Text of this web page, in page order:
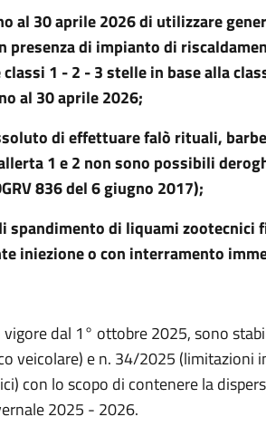
al 30 aprile 2026 di utilizzare
presenza di impianto di
1 - 2 - 3 stelle in base alla
al 30 aprile 2026;
di effettuare falò rituali,
1 e 2 non sono possibili
836 del 6 giugno 2017);
spandimento di liquami zootecnici
iniezione o con interramento
dal 1° ottobre 2025, sono
veicolare) e n. 34/2025 (limitazioni
con lo scopo di contenere la
2025 - 2026.